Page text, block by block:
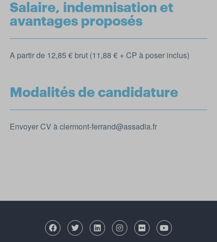
Salaire, indemnisation et
avantages proposés
A partir de 12,85 € brut (11,88 € + CP à poser inclus)
Modalités de candidature
Envoyer CV à clermont-ferrand@assadia.fr